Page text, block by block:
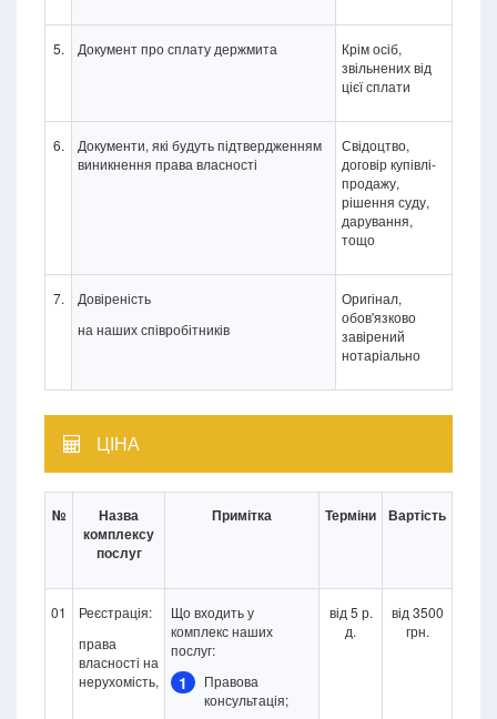
5. Документ про сплату держмита
Крім осіб,
звільнених від
цієї сплати
6.
Документи, які будуть підтвердженням
виникнення права власності
Свідоцтво,
договір купівлі-
продажу,
рішення суду,
дарування,
тощо
7.
Довіреність
на наших співробітників
Оригінал,
обов'язково
завірений
нотаріально
ЦІНА
№
Назва
комплексу
послуг
Примітка Терміни Вартість
01
Реєстрація:
права
власності на
нерухомість,
Що входить у
комплекс наших
послуг:
1
Правова
консультація;
від 5 р.
д.
від 3500
грн.